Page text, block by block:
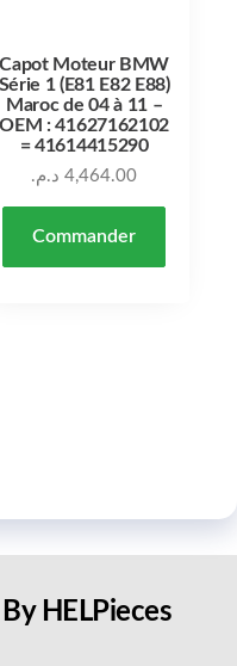
Capot Moteur BMW
Série 1 (E81 E82 E88)
Maroc de 04 à 11 –
OEM : 41627162102
= 41614415290
4,464.00 د.م.
Commander
HELPieces